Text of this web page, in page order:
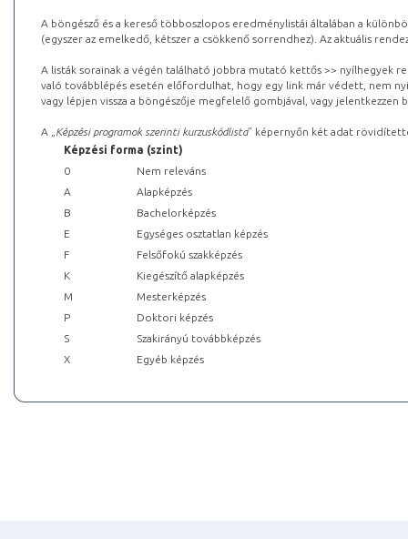
A böngésző és a kereső többoszlopos eredménylistái általában a
(egyszer az emelkedő, kétszer a csökkenő sorrendhez). Az aktuális
A listák sorainak a végén található jobbra mutató kettős >> nyílhegyek
való továbblépés esetén előfordulhat, hogy egy link már védett, nem
vagy lépjen vissza a böngészője megfelelő gombjával, vagy
A „ Képzési programok szerinti kurzuskódlista” képernyőn két adat
Képzési forma (szint)
0
Nem releváns
A
Alapképzés
B
Bachelorképzés
E
Egységes osztatlan képzés
F
Felsőfokú szakképzés
K
Kiegészítő alapképzés
M
Mesterképzés
P
Doktori képzés
S
Szakirányú továbbképzés
X
Egyéb képzés